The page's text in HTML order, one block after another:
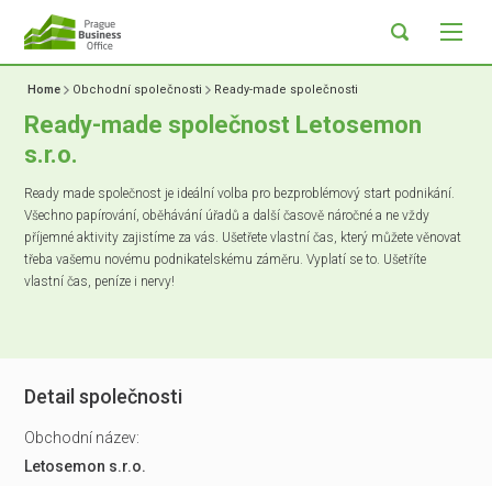
Home Obchodní společnosti Ready-made společnosti
Ready-made společnost Letosemon
s.r.o.
Ready made společnost je ideální volba pro bezproblémový start podnikání.
Všechno papírování, oběhávání úřadů a další časově náročné a ne vždy
příjemné aktivity zajistíme za vás. Ušetřete vlastní čas, který můžete věnovat
třeba vašemu novému podnikatelskému záměru. Vyplatí se to. Ušetříte
vlastní čas, peníze i nervy!
Detail společnosti
Obchodní název:
Letosemon s.r.o.